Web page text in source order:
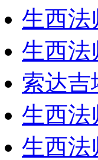
生西法
生西法
索达
生西法
生西法